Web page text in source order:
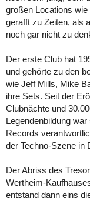
großen Locations
gerafft zu Zeiten, als
noch gar nicht zu
Der erste Club hat
und gehörte zu den
wie Jeff Mills, Mike
ihre Sets. Seit der
Clubnächte und
Legendenbildung
Records
der Techno-Szene in
Der Abriss des
Wertheim-
entstand dann eins